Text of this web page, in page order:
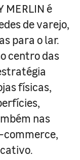
MERLIN é
de varejo,
para o lar.
centro das
físicas,
nas